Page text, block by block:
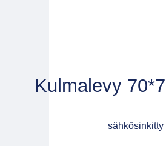
Kulmalevy
sähkösinkitty